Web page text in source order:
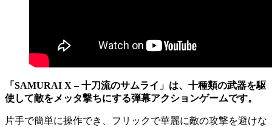
「SAMURAI X – 十刀流のサムライ」は、十種類の武器を駆
使して敵をメッタ撃ちにする弾幕アクションゲームです。
片手で簡単に操作でき、フリックで華麗に敵の攻撃を避けな